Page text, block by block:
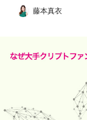
藤本真衣